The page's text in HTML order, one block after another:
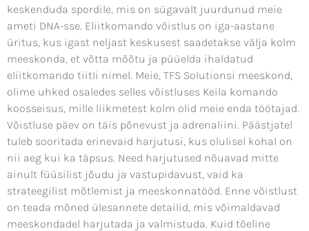
keskenduda spordile, mis on sügavalt juurdunud meie
ameti DNA-sse. Eliitkomando võistlus on iga-aastane
üritus, kus igast neljast keskusest saadetakse välja kolm
meeskonda, et võtta mõõtu ja püüelda ihaldatud
eliitkomando tiitli nimel. Meie, TFS Solutionsi meeskond,
olime uhked osaledes selles võistluses Keila komando
koosseisus, mille liikmetest kolm olid meie enda töötajad.
Võistluse päev on täis põnevust ja adrenaliini. Päästjatel
tuleb sooritada erinevaid harjutusi, kus olulisel kohal on
nii aeg kui ka täpsus. Need harjutused nõuavad mitte
ainult füüsilist jõudu ja vastupidavust, vaid ka
strateegilist mõtlemist ja meeskonnatööd. Enne võistlust
on teada mõned ülesannete detailid, mis võimaldavad
meeskondadel harjutada ja valmistuda. Kuid tõeline